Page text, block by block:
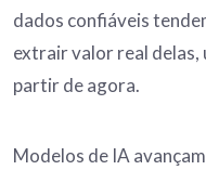
dados confiáveis
extrair valor real delas,
partir de agora.
Modelos de IA